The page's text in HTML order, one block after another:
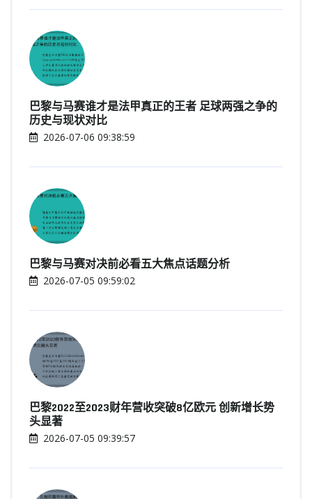
巴黎与马赛谁才是法甲真正的王者 足球两强之争的
历史与现状对比
2026-07-06 09:38:59
巴黎与马赛对决前必看五大焦点话题分析
2026-07-05 09:59:02
巴黎2022至2023财年营收突破8亿欧元 创新增长势
头显著
2026-07-05 09:39:57